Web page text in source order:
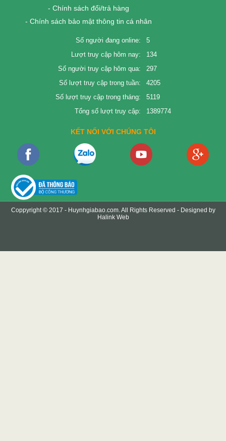
- Chính sách đổi/trả hàng
- Chính sách bảo mật thông tin cá nhân
Số người đang online:
5
Lượt truy cập hôm nay:
134
Số người truy cập hôm qua:
297
Số lượt truy cập trong tuần:
4205
Số lượt truy cập trong tháng:
5119
Tổng số lượt truy cập:
1389774
KẾT NỐI VỚI CHÚNG TÔI
Coppyright © 2017 - Huynhgiabao.com. All Rights Reserved - Designed by
Halink Web